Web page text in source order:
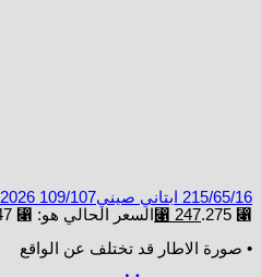
215/65/16 ابتاني صينيD2026 109/107
⃁ 275.
⃁ 247 السعر الحالي هو: ⃁ 247.
• صورة الاطار قد تختلف عن الواقع